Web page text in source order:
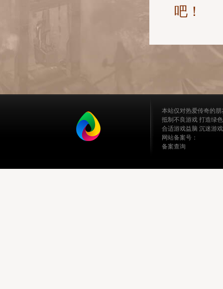
吧！
本站仅对热爱传奇的
抵制不良游戏 打造绿
合适游戏益脑 沉迷游
网站备案号：
备案查询